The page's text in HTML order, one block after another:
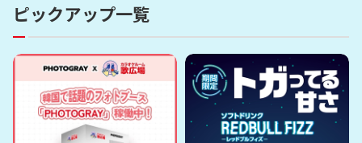
ピックアップ一覧